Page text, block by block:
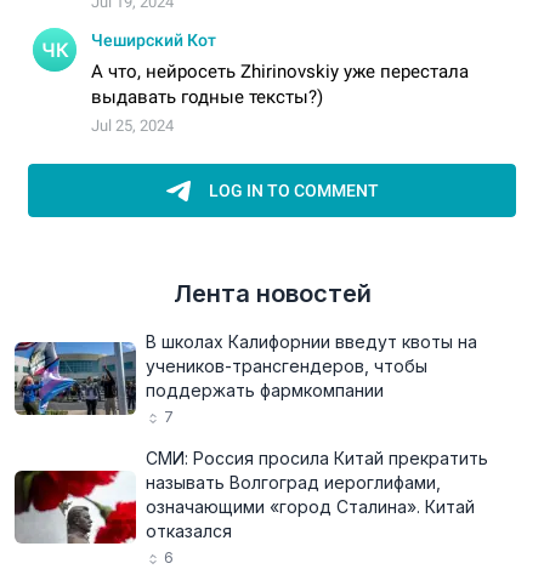
Лента новостей
В школах Калифорнии введут квоты на
учеников-трансгендеров, чтобы
поддержать фармкомпании
7
СМИ: Россия просила Китай прекратить
называть Волгоград иероглифами,
означающими «город Сталина». Китай
отказался
6